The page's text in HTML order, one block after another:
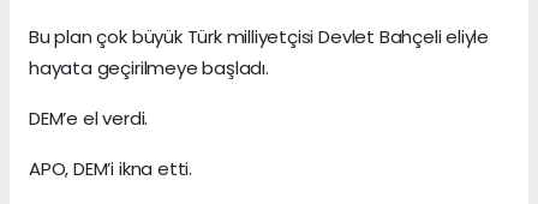
Bu plan çok büyük Türk milliyetçisi Devlet Bahçeli eliyle
hayata geçirilmeye başladı.
DEM’e el verdi.
APO, DEM’i ikna etti.